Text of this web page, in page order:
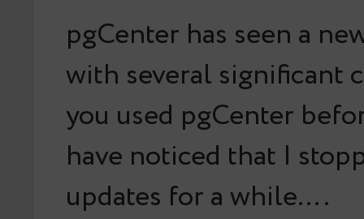
pgCenter has seen a
with several significant
you used pgCenter
have noticed that I
updates for a while….